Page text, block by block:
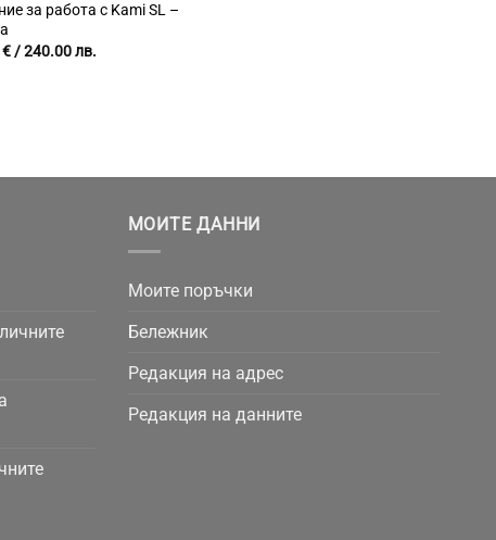
за работа с Kami SL –
€/ 240.00 лв.
МОИТЕ ДАННИ
Моите поръчки
Бележник
Редакция на адрес
Редакция на данните